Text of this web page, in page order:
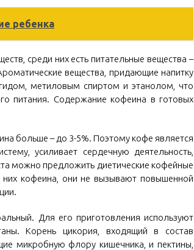
ребенка
среди них есть питательные вещества –
вещества, придающие напитку
метиловым спиртом и этанолом, что
питания. Содержание кофеина в готовых
больше – до 3-5%. Поэтому кофе является
усиливает сердечную деятельность,
можно предложить диетические кофейные
них кофеина, они не вызывают повышенной
Для его приготовления используют
Корень цикория, входящий в состав
микробную флору кишечника, и пектины,